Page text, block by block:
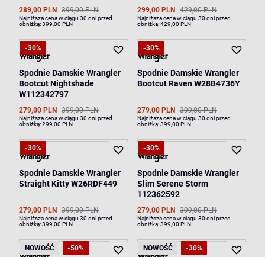
289,00 PLN 399,00 PLN
Najniższa cena w ciągu 30 dni przed
obniżką:399,00 PLN
299,00 PLN 429,00 PLN
Najniższa cena w ciągu 30 dni przed
obniżką:429,00 PLN
-30%
Spodnie Damskie Wrangler
Bootcut Nightshade
W112342797
279,00 PLN 399,00 PLN
Najniższa cena w ciągu 30 dni przed
obniżką:299,00 PLN
-30%
Spodnie Damskie Wrangler
Bootcut Raven W28B4736Y
279,00 PLN 399,00 PLN
Najniższa cena w ciągu 30 dni przed
obniżką:399,00 PLN
-30%
Spodnie Damskie Wrangler
Straight Kitty W26RDF449
279,00 PLN 399,00 PLN
Najniższa cena w ciągu 30 dni przed
obniżką:399,00 PLN
-30%
Spodnie Damskie Wrangler
Slim Serene Storm
112362592
279,00 PLN 399,00 PLN
Najniższa cena w ciągu 30 dni przed
obniżką:399,00 PLN
NOWOŚĆ -50% NOWOŚĆ -30%